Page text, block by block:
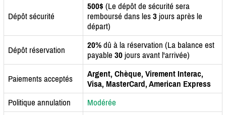
Dépôt sécurité
500$ (Le dépôt de sécurité sera
remboursé dans les 3 jours après le
départ)
Dépôt réservation 20% dû à la réservation (La balance est
payable 30 jours avant l'arrivée)
Paiements acceptés
Argent, Chèque, Virement Interac,
Visa, MasterCard, American Express
Politique annulation
Modérée